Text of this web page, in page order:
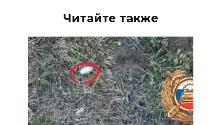
Читайте также